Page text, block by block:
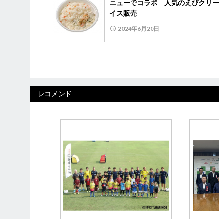
ニューでコラボ 人気のえびクリ
イス販売
2024年6月20日
レコメンド